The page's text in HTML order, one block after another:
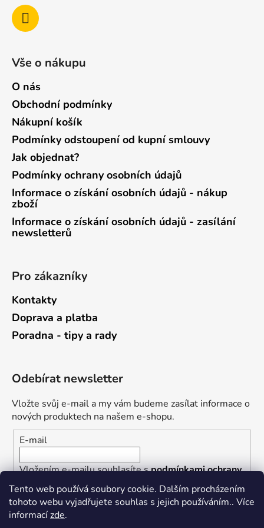
Tento web používá soubory cookie. Dalším procházením
tohoto webu vyjadřujete souhlas s jejich používáním.. Více
informacízde.
Vše o nákupu
O nás
Obchodní podmínky
Nákupní košík
Podmínky odstoupení od kupní smlouvy
Jak objednat?
Podmínky ochrany osobních údajů
Informace o získání osobních údajů - nákup
zboží
Informace o získání osobních údajů - zasílání
newsletterů
Pro zákazníky
Kontakty
Doprava a platba
Poradna - tipy a rady
Odebírat newsletter
Vložte svůj e-mail a my vám budeme zasílat informace o
nových produktech na našem e-shopu.
E-mail
Vložením e-mailu souhlasíte spodmínkami ochrany
osobních údajů
PŘIHLÁSIT SE